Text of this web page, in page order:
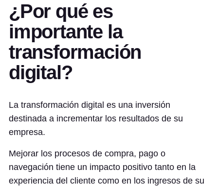
¿Por qué es
importante la
transformación
digital?
La transformación digital es una inversión
destinada a incrementar los resultados de su
empresa.
Mejorar los procesos de compra, pago o
navegación tiene un impacto positivo tanto en la
experiencia del cliente como en los ingresos de su